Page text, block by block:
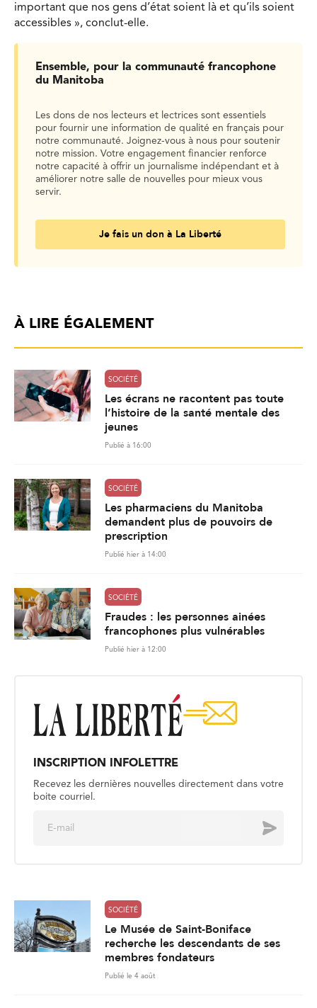
important que nos gens d’état soient là et qu’ils soient
accessibles », conclut-elle.
Ensemble, pour la communauté francophone
du Manitoba
Les dons de nos lecteurs et lectrices sont essentiels
pour fournir une information de qualité en français pour
notre communauté. Joignez-vous à nous pour soutenir
notre mission. Votre engagement financier renforce
notre capacité à offrir un journalisme indépendant et à
améliorer notre salle de nouvelles pour mieux vous
servir.
Je fais un don à La Liberté
À LIRE ÉGALEMENT
SOCIÉTÉ
Les écrans ne racontent pas toute
l’histoire de la santé mentale des
jeunes
Publié à 16:00
SOCIÉTÉ
Les pharmaciens du Manitoba
demandent plus de pouvoirs de
prescription
Publié hier à 14:00
SOCIÉTÉ
Fraudes : les personnes ainées
francophones plus vulnérables
Publié hier à 12:00
INSCRIPTION INFOLETTRE
Recevez les dernières nouvelles directement dans votre
boite courriel.
Envoyer
SOCIÉTÉ
Le Musée de Saint-Boniface
recherche les descendants de ses
membres fondateurs
Publié le 4 août